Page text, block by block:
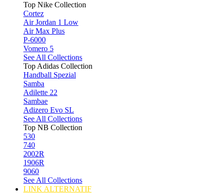
Top Nike Collection
Cortez
Air Jordan 1 Low
Air Max Plus
P-6000
Vomero 5
See All Collections
Top Adidas Collection
Handball Spezial
Samba
Adilette 22
Sambae
Adizero Evo SL
See All Collections
Top NB Collection
530
740
2002R
1906R
9060
See All Collections
LINK ALTERNATIF